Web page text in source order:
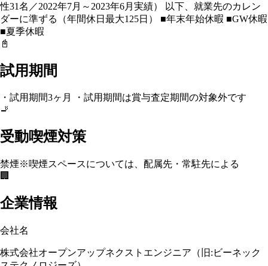
性31名／2022年7月～2023年6月実績） 以下、就業先のカレン
ダーに準ずる（年間休日最大125日） ■年末年始休暇 ■GW休暇
■夏季休暇
📓
試用期間
・試用期間3ヶ月 ・試用期間は賞与査定期間の対象外です
🚬
受動喫煙対策
禁煙※喫煙スペースについては、配属先・常駐先による
🏢
企業情報
会社名
株式会社オープンアップネクストエンジニア（旧:ビーネック